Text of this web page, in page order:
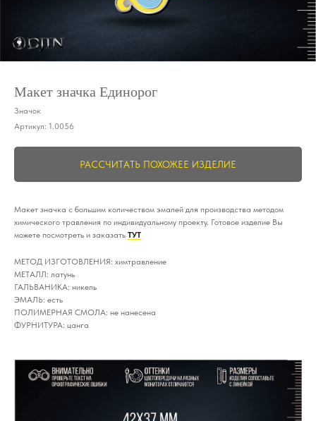
Макет значка Единорог
Значок
Артикул: 1.0056
РАССЧИТАТЬ ПОХОЖЕЕ ИЗДЕЛИЕ
Макет значка с большим количеством эмалей для производства методом
химического травления по индивидуальному проекту. Готовое изделие Вы
можете посмотреть и заказать ТУТ
МЕТОД ИЗГОТОВЛЕНИЯ: химтравление
МЕТАЛЛ: латунь
ГАЛЬВАНИКА: никель
ЭМАЛЬ: есть
ПОЛИМЕРНАЯ СМОЛА: не нанесена
ФУРНИТУРА: цанга